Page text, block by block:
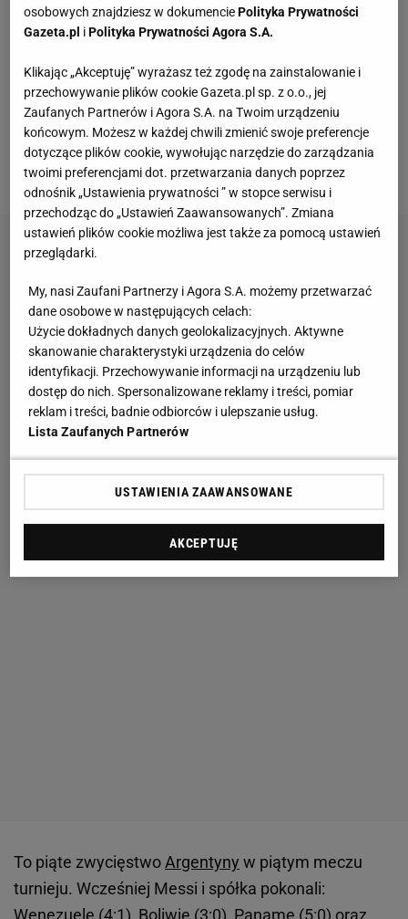
wtedyMessiznakomicie zagrał do niepilnowanego
Lavezziego, który pewnym strzałem głową pokonał
Brada Guzana. Na 2:0 32. minucie podwyższył
właśnie Messi. Kolejne dwie bramki Argentyna
zdobyła po przerwie - w 50. min i 86. min do siatki
rywala trafiałHiguain. Reprezentacja USA w ciągu
meczu nie oddała ani jednego strzału.
To piąte zwycięstwo Argentyny w piątym meczu
turnieju. Wcześniej Messi i spółka pokonali:
Wenezuelę (4:1), Boliwię (3:0), Panamę (5:0) oraz
osobowych znajdziesz w dokumenciePolityka Prywatności
Gazeta.pl iPolityka Prywatności Agora S.A.
Klikając „Akceptuję” wyrażasz też zgodę na zainstalowanie i
przechowywanie plików cookie Gazeta.pl sp. z o.o., jej
Zaufanych Partnerów i Agora S.A. na Twoim urządzeniu
końcowym. Możesz w każdej chwili zmienić swoje preferencje
dotyczące plików cookie, wywołując narzędzie do zarządzania
twoimi preferencjami dot. przetwarzania danych poprzez
odnośnik „Ustawienia prywatności ” w stopce serwisu i
przechodząc do „Ustawień Zaawansowanych”. Zmiana
ustawień plików cookie możliwa jest także za pomocą ustawień
przeglądarki.
My, nasi Zaufani Partnerzy i Agora S.A. możemy przetwarzać
dane osobowe w następujących celach:
Użycie dokładnych danych geolokalizacyjnych. Aktywne
skanowanie charakterystyki urządzenia do celów
identyfikacji. Przechowywanie informacji na urządzeniu lub
dostęp do nich. Spersonalizowane reklamy i treści, pomiar
reklam i treści, badnie odbiorców i ulepszanie usług.
Lista Zaufanych Partnerów
USTAWIENIA ZAAWANSOWANE
AKCEPTUJĘ